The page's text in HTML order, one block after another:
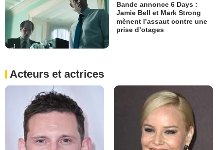
Bande annonce 6 Days :
Jamie Bell et Mark Strong
mènent l’assaut contre une
prise d’otages
Acteurs et actrices